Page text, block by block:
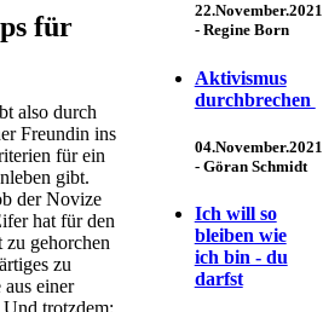
für
also durch
Freundin ins
für ein
gibt.
der Novize
hat für den
zu gehorchen
zu
einer
22.November.2021
- Regine Born
Aktivismus
durchbrechen
04.November.2021
- Göran Schmidt
Ich will so
bleiben wie
ich bin - du
darfst